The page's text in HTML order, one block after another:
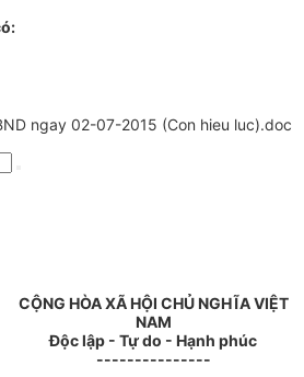
ngay 02-07-2015 (Con hieu luc).doc
CỘNG HÒA XÃ HỘI CHỦ NGHĨA VIỆT
NAM
Độc lập - Tự do - Hạnh phúc
---------------